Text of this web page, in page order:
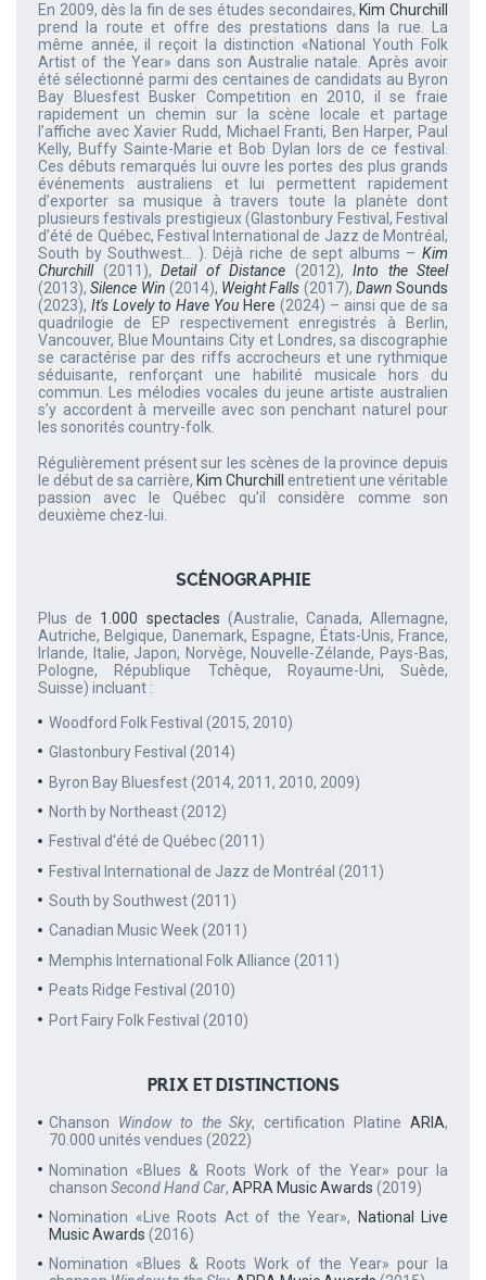
En 2009, dès la fin de ses études secondaires, Kim Churchill
prend la route et offre des prestations dans la rue. La
même année, il reçoit la distinction «National Youth Folk
Artist of the Year» dans son Australie natale. Après avoir
été sélectionné parmi des centaines de candidats au Byron
Bay Bluesfest Busker Competition en 2010, il se fraie
rapidement un chemin sur la scène locale et partage
l’affiche avec Xavier Rudd, Michael Franti, Ben Harper, Paul
Kelly, Buffy Sainte-Marie et Bob Dylan lors de ce festival.
Ces débuts remarqués lui ouvre les portes des plus grands
événements australiens et lui permettent rapidement
d’exporter sa musique à travers toute la planète dont
plusieurs festivals prestigieux (Glastonbury Festival, Festival
d’été de Québec, Festival International de Jazz de Montréal,
South by Southwest… ). Déjà riche de sept albums – Kim
Churchill(2011), Detail of Distance (2012), Into the Steel
(2013),Silence Win (2014), Weight Falls (2017), Dawn Sounds
(2023), It's Lovely to Have You Here (2024) – ainsi que de sa
quadrilogie de EP respectivement enregistrés à Berlin,
Vancouver, Blue Mountains City et Londres, sa discographie
se caractérise par des riffs accrocheurs et une rythmique
séduisante, renforçant une habilité musicale hors du
commun. Les mélodies vocales du jeune artiste australien
s’y accordent à merveille avec son penchant naturel pour
les sonorités country-folk.
Régulièrement présent sur les scènes de la province depuis
le début de sa carrière, Kim Churchill
entretient une véritable
passion avec le Québec qu’il considère comme son
deuxième chez-lui.
SCÉNOGRAPHIE
Plus de 1.000 spectacles (Australie, Canada, Allemagne,
Autriche, Belgique, Danemark, Espagne, États-Unis, France,
Irlande, Italie, Japon, Norvège, Nouvelle-Zélande, Pays-Bas,
Pologne, République Tchèque, Royaume-Uni, Suède,
Suisse) incluant :
Woodford Folk Festival (2015, 2010)
Glastonbury Festival (2014)
Byron Bay Bluesfest (2014, 2011, 2010, 2009)
North by Northeast (2012)
Festival d'été de Québec (2011)
Festival International de Jazz de Montréal (2011)
South by Southwest (2011)
Canadian Music Week (2011)
Memphis International Folk Alliance (2011)
Peats Ridge Festival (2010)
Port Fairy Folk Festival (2010)
PRIX ET DISTINCTIONS
Chanson Window to the Sky, certification PlatineARIA,
70.000 unités vendues (2022)
Nomination «Blues & Roots Work of the Year» pour la
chanson Second Hand Car, APRA Music Awards (2019)
Nomination «Live Roots Act of the Year»,
National Live
Music Awards (2016)
Nomination «Blues & Roots Work of the Year» pour la